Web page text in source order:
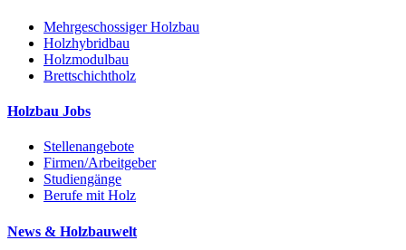
Mehrgeschossiger Holzbau
Holzhybridbau
Holzmodulbau
Brettschichtholz
Holzbau Jobs
Stellenangebote
Firmen/Arbeitgeber
Studiengänge
Berufe mit Holz
News & Holzbauwelt